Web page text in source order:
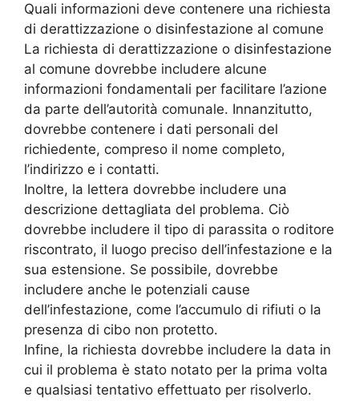
Quali informazioni deve contenere una richiesta
di derattizzazione o disinfestazione al comune
La richiesta di derattizzazione o disinfestazione
al comune dovrebbe includere alcune
informazioni fondamentali per facilitare l’azione
da parte dell’autorità comunale. Innanzitutto,
dovrebbe contenere i dati personali del
richiedente, compreso il nome completo,
l’indirizzo e i contatti.
Inoltre, la lettera dovrebbe includere una
descrizione dettagliata del problema. Ciò
dovrebbe includere il tipo di parassita o roditore
riscontrato, il luogo preciso dell’infestazione e la
sua estensione. Se possibile, dovrebbe
includere anche le potenziali cause
dell’infestazione, come l’accumulo di rifiuti o la
presenza di cibo non protetto.
Infine, la richiesta dovrebbe includere la data in
cui il problema è stato notato per la prima volta
e qualsiasi tentativo effettuato per risolverlo.